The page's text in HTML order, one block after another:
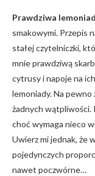
Prawdziwa
smakowymi. Przepis
stałej czytelniczki,
mnie prawdziwą
cytrusy i napoje na
lemoniady. Na
żadnych wątpliwości.
choć wymaga nieco
Uwierz mi jednak, że
pojedynczych
nawet poczwórne…